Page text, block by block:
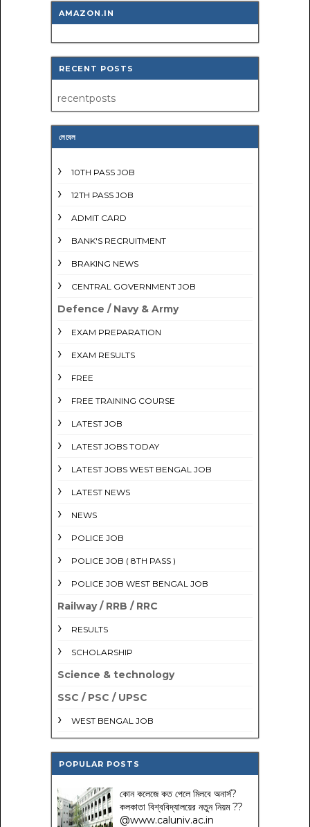
AMAZON.IN
RECENT POSTS
recentposts
লেবেল
10TH PASS JOB
12TH PASS JOB
ADMIT CARD
BANK'S RECRUITMENT
BRAKING NEWS
CENTRAL GOVERNMENT JOB
Defence / Navy & Army
EXAM PREPARATION
EXAM RESULTS
FREE
FREE TRAINING COURSE
LATEST JOB
LATEST JOBS TODAY
LATEST JOBS WEST BENGAL JOB
LATEST NEWS
NEWS
POLICE JOB
POLICE JOB ( 8TH PASS )
POLICE JOB WEST BENGAL JOB
Railway / RRB / RRC
RESULTS
SCHOLARSHIP
Science & technology
SSC / PSC / UPSC
WEST BENGAL JOB
POPULAR POSTS
কোন কলেজে কত পেলে মিলবে অনার্স?
কলকাতা বিশ্ববিদ্যালয়ের নতুন নিয়ম??
@www.caluniv.ac.in